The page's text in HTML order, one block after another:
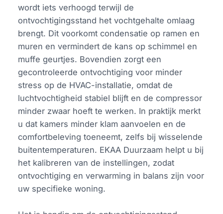
wordt iets verhoogd terwijl de
ontvochtigingsstand het vochtgehalte omlaag
brengt. Dit voorkomt condensatie op ramen en
muren en vermindert de kans op schimmel en
muffe geurtjes. Bovendien zorgt een
gecontroleerde ontvochtiging voor minder
stress op de HVAC-installatie, omdat de
luchtvochtigheid stabiel blijft en de compressor
minder zwaar hoeft te werken. In praktijk merkt
u dat kamers minder klam aanvoelen en de
comfortbeleving toeneemt, zelfs bij wisselende
buitentemperaturen. EKAA Duurzaam helpt u bij
het kalibreren van de instellingen, zodat
ontvochtiging en verwarming in balans zijn voor
uw specifieke woning.